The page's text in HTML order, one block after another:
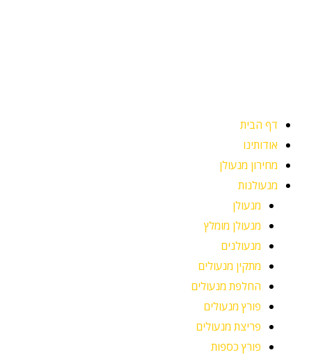
דף הבית
אודותינו
מחירון מנעולן
מנעולנות
מנעולן
מנעולן מומלץ
מנעולנים
מתקין מנעולים
החלפת מנעולים
פורץ מנעולים
פריצת מנעולים
פורץ כספות